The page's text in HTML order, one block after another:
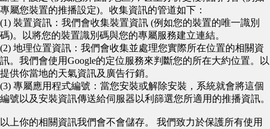
專屬您裝置的推播設定)。收集資訊的管道如下：
(1) 裝置資訊：我們會收集裝置資訊 (例如您的裝置的唯一識別
碼)。以將您的裝置識別碼與您的專屬服務建立連結。
(2) 地理位置資訊：我們會收集並處理您實際所在位置的相關資
訊。我們會使用Google的定位服務來判斷您的所在大約位置。以
提供你當地的天氣資訊及廣告行銷。
(3) 專屬應用程式編號：當您安裝或解除安裝，系統就會將這個
編號以及安裝資訊傳送給伺服器以利篩選您所適用的推播資訊。
以上你的相關資訊我們會不會儲存。 我們致力於保護所有使用